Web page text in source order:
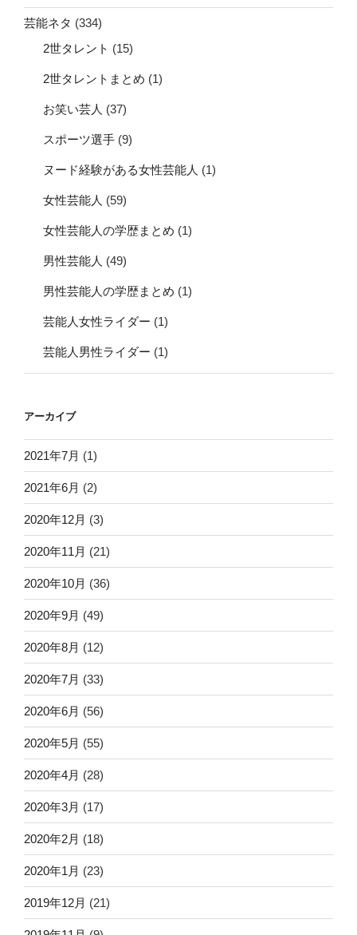
芸能ネタ (334)
2世タレント (15)
2世タレントまとめ (1)
お笑い芸人 (37)
スポーツ選手 (9)
ヌード経験がある女性芸能人 (1)
女性芸能人 (59)
女性芸能人の学歴まとめ (1)
男性芸能人 (49)
男性芸能人の学歴まとめ (1)
芸能人女性ライダー (1)
芸能人男性ライダー (1)
アーカイブ
2021年7月 (1)
2021年6月 (2)
2020年12月 (3)
2020年11月 (21)
2020年10月 (36)
2020年9月 (49)
2020年8月 (12)
2020年7月 (33)
2020年6月 (56)
2020年5月 (55)
2020年4月 (28)
2020年3月 (17)
2020年2月 (18)
2020年1月 (23)
2019年12月 (21)